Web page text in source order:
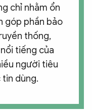
chỉ nhằm ổn
góp phần bảo
thống,
tiếng của
người tiêu
dùng.